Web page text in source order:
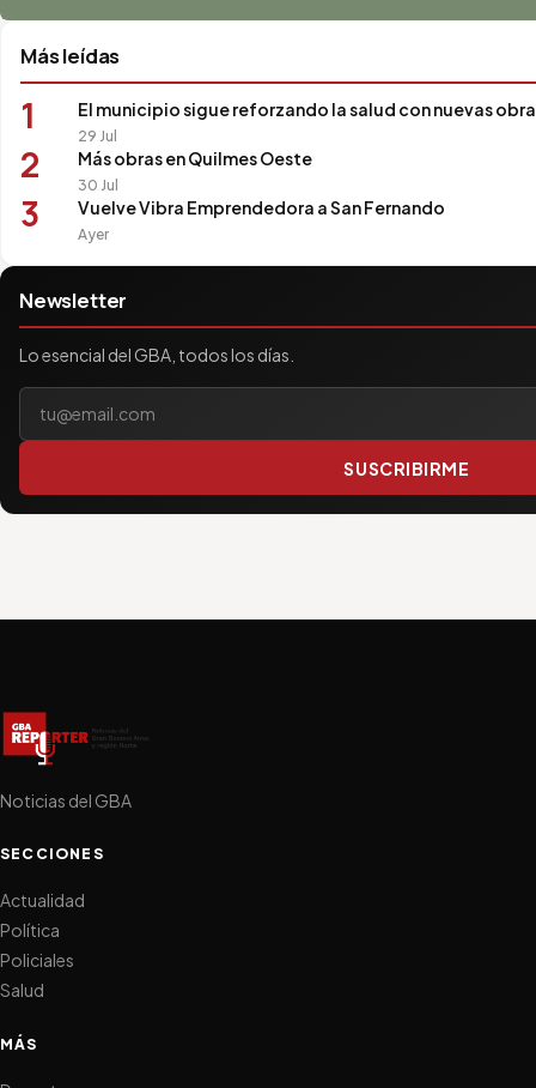
Más leídas
1 El municipio sigue reforzando la salud con nuevas
29 Jul
2 Más obras en Quilmes Oeste
30 Jul
3 Vuelve Vibra Emprendedora a San Fernando
Ayer
Newsletter
Lo esencial del GBA, todos los días.
Tu correo electrónico
SUSCRIBIRME
Noticias del GBA
SECCIONES
Actualidad
Política
Policiales
Salud
MÁS